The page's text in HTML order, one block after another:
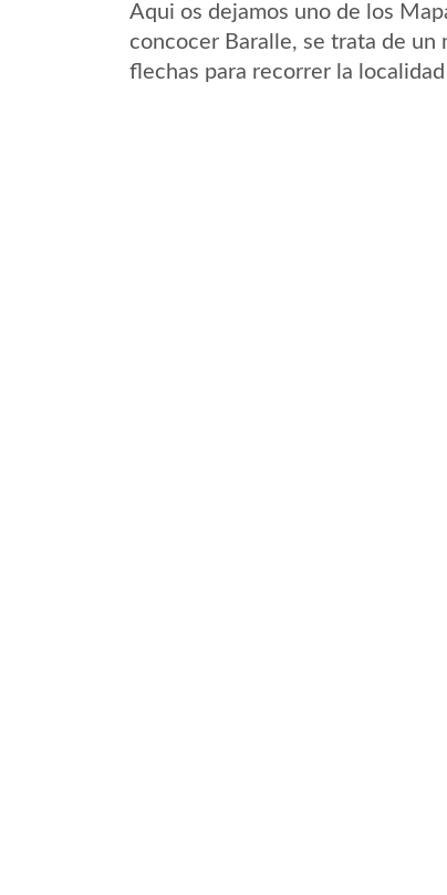
Aqui os dejamos uno de los
concocer Baralle, se trata de un
flechas para recorrer la